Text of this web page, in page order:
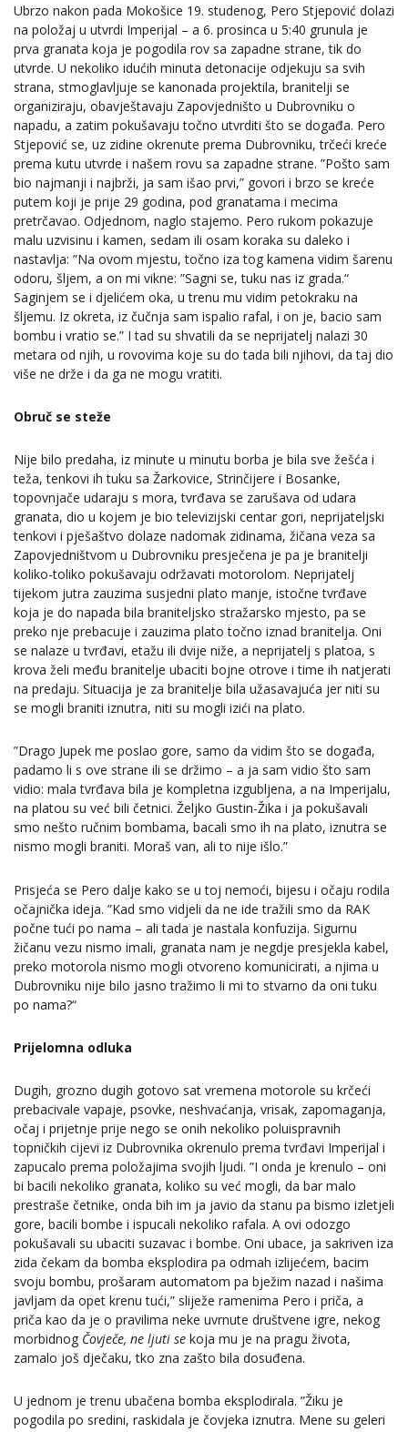
Ubrzo nakon pada Mokošice 19. studenog, Pero Stjepović dolazi
na položaj u utvrdi Imperijal – a 6. prosinca u 5:40 grunula je
prva granata koja je pogodila rov sa zapadne strane, tik do
utvrde. U nekoliko idućih minuta detonacije odjekuju sa svih
strana, stmoglavljuje se kanonada projektila, branitelji se
organiziraju, obavještavaju Zapovjedništo u Dubrovniku o
napadu, a zatim pokušavaju točno utvrditi što se događa. Pero
Stjepović se, uz zidine okrenute prema Dubrovniku, trčeći kreće
prema kutu utvrde i našem rovu sa zapadne strane. ”Pošto sam
bio najmanji i najbrži, ja sam išao prvi,” govori i brzo se kreće
putem koji je prije 29 godina, pod granatama i mecima
pretrčavao. Odjednom, naglo stajemo. Pero rukom pokazuje
malu uzvisinu i kamen, sedam ili osam koraka su daleko i
nastavlja: ”Na ovom mjestu, točno iza tog kamena vidim šarenu
odoru, šljem, a on mi vikne: ”Sagni se, tuku nas iz grada.“
Saginjem se i djelićem oka, u trenu mu vidim petokraku na
šljemu. Iz okreta, iz čučnja sam ispalio rafal, i on je, bacio sam
bombu i vratio se.” I tad su shvatili da se neprijatelj nalazi 30
metara od njih, u rovovima koje su do tada bili njihovi, da taj dio
više ne drže i da ga ne mogu vratiti.
Obruč se steže
Nije bilo predaha, iz minute u minutu borba je bila sve žešća i
teža, tenkovi ih tuku sa Žarkovice, Strinčijere i Bosanke,
topovnjače udaraju s mora, tvrđava se zarušava od udara
granata, dio u kojem je bio televizijski centar gori, neprijateljski
tenkovi i pješaštvo dolaze nadomak zidinama, žičana veza sa
Zapovjedništvom u Dubrovniku presječena je pa je branitelji
koliko-toliko pokušavaju održavati motorolom. Neprijatelj
tijekom jutra zauzima susjedni plato manje, istočne tvrđave
koja je do napada bila braniteljsko stražarsko mjesto, pa se
preko nje prebacuje i zauzima plato točno iznad branitelja. Oni
se nalaze u tvrđavi, etažu ili dvije niže, a neprijatelj s platoa, s
krova želi među branitelje ubaciti bojne otrove i time ih natjerati
na predaju. Situacija je za branitelje bila užasavajuća jer niti su
se mogli braniti iznutra, niti su mogli izići na plato.
”Drago Jupek me poslao gore, samo da vidim što se događa,
padamo li s ove strane ili se držimo – a ja sam vidio što sam
vidio: mala tvrđava bila je kompletna izgubljena, a na Imperijalu,
na platou su već bili četnici. Željko Gustin-Žika i ja pokušavali
smo nešto ručnim bombama, bacali smo ih na plato, iznutra se
nismo mogli braniti. Moraš van, ali to nije išlo.”
Prisjeća se Pero dalje kako se u toj nemoći, bijesu i očaju rodila
očajnička ideja. ”Kad smo vidjeli da ne ide tražili smo da RAK
počne tući po nama – ali tada je nastala konfuzija. Sigurnu
žičanu vezu nismo imali, granata nam je negdje presjekla kabel,
preko motorola nismo mogli otvoreno komunicirati, a njima u
Dubrovniku nije bilo jasno tražimo li mi to stvarno da oni tuku
po nama?“
Prijelomna odluka
Dugih, grozno dugih gotovo sat vremena motorole su krčeći
prebacivale vapaje, psovke, neshvaćanja, vrisak, zapomaganja,
očaj i prijetnje prije nego se onih nekoliko poluispravnih
topničkih cijevi iz Dubrovnika okrenulo prema tvrđavi Imperijal i
zapucalo prema položajima svojih ljudi. ”I onda je krenulo – oni
bi bacili nekoliko granata, koliko su već mogli, da bar malo
prestraše četnike, onda bih im ja javio da stanu pa bismo izletjeli
gore, bacili bombe i ispucali nekoliko rafala. A ovi odozgo
pokušavali su ubaciti suzavac i bombe. Oni ubace, ja sakriven iza
zida čekam da bomba eksplodira pa odmah izlijećem, bacim
svoju bombu, prošaram automatom pa bježim nazad i našima
javljam da opet krenu tući,” sliježe ramenima Pero i priča, a
priča kao da je o pravilima neke uvrnute društvene igre, nekog
morbidnog Čovječe, ne ljuti se koja mu je na pragu života,
zamalo još dječaku, tko zna zašto bila dosuđena.
U jednom je trenu ubačena bomba eksplodirala. ”Žiku je
pogodila po sredini, raskidala je čovjeka iznutra. Mene su geleri